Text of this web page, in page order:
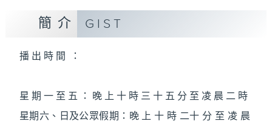
簡介 GIST
播 出 時 間 ：
星 期 一 至 五 ： 晚 上 十 時 三 十 五 分 至 凌 晨 二 時
星期六、日及公眾假期：晚 上 十 時 二十 分 至 凌 晨